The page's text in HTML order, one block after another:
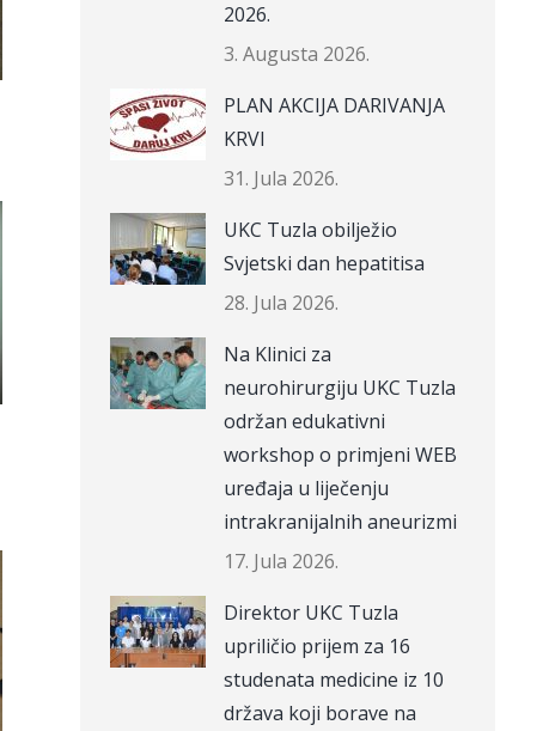
2026.
3. Augusta 2026.
PLAN AKCIJA DARIVANJA
KRVI
31. Jula 2026.
UKC Tuzla obilježio
Svjetski dan hepatitisa
28. Jula 2026.
Na Klinici za
neurohirurgiju UKC Tuzla
održan edukativni
workshop o primjeni WEB
uređaja u liječenju
intrakranijalnih aneurizmi
17. Jula 2026.
Direktor UKC Tuzla
upriličio prijem za 16
studenata medicine iz 10
država koji borave na